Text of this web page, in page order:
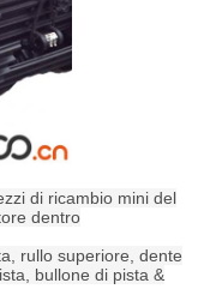
di ricambio mini del
dentro
rullo superiore, dente
bullone di pista &